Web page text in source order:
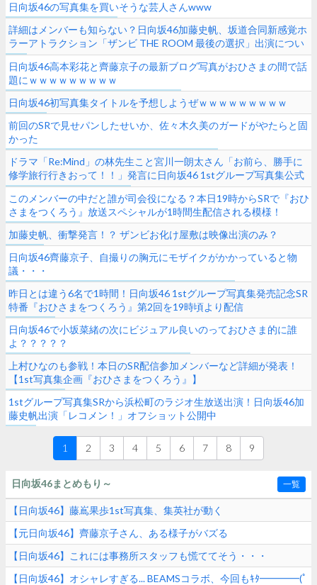
日向坂46の写真集を買いそうな芸人さんwww
詳細はメンバーも知らない？日向坂46加藤史帆、坂道合同新感覚ホ
ラーアトラクション「ザンビ THE ROOM 最後の選択」出演につい
てコメント【レコメン！】
日向坂46高本彩花と齊藤京子の最新ブログ写真がおひさまの間で話
題にｗｗｗｗｗｗｗｗｗ
日向坂46初写真集タイトルを予想しようぜｗｗｗｗｗｗｗｗｗ
前回のSRで見せパンしたせいか、佐々木久美のガードがやたらと固
かった
ドラマ「Re:Mind」の林先生こと宮川一朗太さん「お前ら、勝手に
修学旅行行きおって！！」発言に日向坂46 1stグループ写真集公式
ツイッターが反応
このメンバーの中だと誰が司会役になる？本日19時からSRで『おひ
さまをつくろう』放送スペシャルが1時間生配信される模様！
加藤史帆、衝撃発言！？ ザンビお化け屋敷は映像出演のみ？
日向坂46齊藤京子、自撮りの胸元にモザイクがかかっていると物
議・・・
昨日とは違う6名で1時間！日向坂46 1stグループ写真集発売記念SR
特番『おひさまをつくろう』第2回を19時頃より配信
日向坂46で小坂菜緒の次にビジュアル良いのっておひさま的に誰
よ？？？？？
上村ひなのも参戦！本日のSR配信参加メンバーなど詳細が発表！
【1st写真集企画『おひさまをつくろう』】
1stグループ写真集SRから浜松町のラジオ生放送出演！日向坂46加
藤史帆出演「レコメン！」オフショット公開中
1 2 3 4 5 6 7 8 9
日向坂46まとめもり～ 一覧
【日向坂46】藤嶌果歩1st写真集、集英社が動く
【元日向坂46】齊藤京子さん、ある様子がバズる
【日向坂46】これには事務所スタッフも慌ててそう・・・
【日向坂46】オシャレすぎる... BEAMSコラボ、今回もｷﾀ━━━━(ﾟ